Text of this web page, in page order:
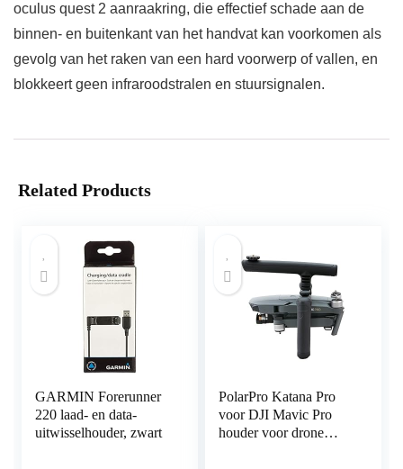
oculus quest 2 aanraakring, die effectief schade aan de
binnen- en buitenkant van het handvat kan voorkomen als
gevolg van het raken van een hard voorwerp of vallen, en
blokkeert geen infraroodstralen en stuursignalen.
Related Products
GARMIN Forerunner
220 laad- en data-
uitwisselhouder, zwart
PolarPro Katana Pro
voor DJI Mavic Pro
houder voor drone